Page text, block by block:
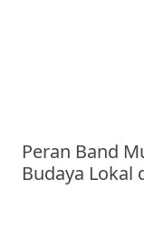
Peran Band
Budaya Lokal